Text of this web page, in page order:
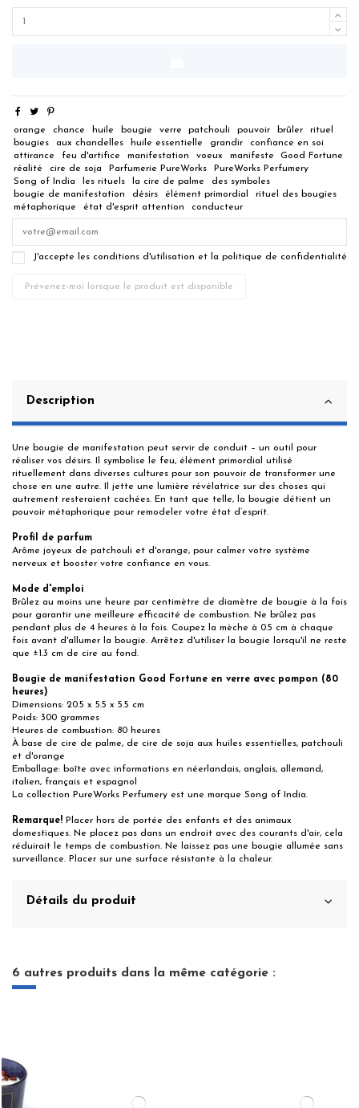
orange chance huile bougie verre patchouli pouvoir brûler
rituel
bougies
aux chandelles huile essentielle grandir
confiance en soi
attirance
feu d'artifice manifestation voeux manifeste
Good Fortune
réalité
cire de soja Parfumerie PureWorks
PureWorks Perfumery
Song of India
les rituels la cire de palme
des symboles
bougie de manifestation
désirs élément primordial
rituel des bougies
métaphorique
état d'esprit attention conducteur
J'accepte les conditions d'utilisation et la politique de confidentialité
Description
Une bougie de manifestation peut servir de conduit – un outil pour
réaliser vos désirs. Il symbolise le feu, élément primordial utilisé
rituellement dans diverses cultures pour son pouvoir de transformer une
chose en une autre. Il jette une lumière révélatrice sur des choses qui
autrement resteraient cachées. En tant que telle, la bougie détient un
pouvoir métaphorique pour remodeler votre état d’esprit.
Profil de parfum
Arôme joyeux de patchouli et d'orange, pour calmer votre système
nerveux et booster votre confiance en vous.
Mode d'emploi
Brûlez au moins une heure par centimètre de diamètre de bougie à la fois
pour garantir une meilleure efficacité de combustion. Ne brûlez pas
pendant plus de 4 heures à la fois. Coupez la mèche à 0.5 cm à chaque
fois avant d'allumer la bougie. Arrêtez d'utiliser la bougie lorsqu'il ne reste
que ±1.3 cm de cire au fond.
Bougie de manifestation Good Fortune en verre avec pompon (80
heures)
Dimensions: 20.5 x 5.5 x 5.5 cm
Poids: 300 grammes
Heures de combustion: 80 heures
À base de cire de palme, de cire de soja aux huiles essentielles, patchouli
et d'orange
Emballage: boîte avec informations en néerlandais, anglais, allemand,
italien, français et espagnol
La collection PureWorks Perfumery est une marque Song of India.
Remarque! Placer hors de portée des enfants et des animaux
domestiques. Ne placez pas dans un endroit avec des courants d'air, cela
réduirait le temps de combustion. Ne laissez pas une bougie allumée sans
surveillance. Placer sur une surface résistante à la chaleur.
Détails du produit
6 autres produits dans la même catégorie :